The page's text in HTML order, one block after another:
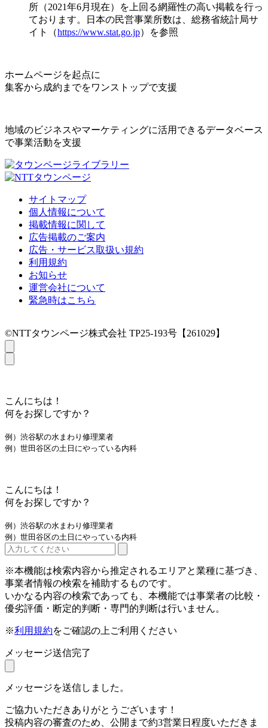
所（2021年6月現在）を上回る網羅性の高い掲載を行っ
ております。日本の民営事業所数は、総務省統計局サ
イト（https://www.stat.go.jp）を参照
ホームページを起点に
集客から成約までをワンストップで支援
地域のビジネスやマーケティングに活用できるデータベース
で事業活動を支援
サイトマップ
個人情報について
掲載情報に関して
広告掲載のご案内
広告・サービス取扱い規約
利用規約
お知らせ
運営会社について
緊急時はこちら
©NTTタウンページ株式会社 TP25-193号【261029】
こんにちは！
何をお探しですか？
例）渋谷駅の水まわり修理業者
例）世田谷区の土日にやっている内科
こんにちは！
何をお探しですか？
例）渋谷駅の水まわり修理業者
例）世田谷区の土日にやっている内科
※本機能は検索内容から推定されるエリアと業種に基づき、
事業者情報の検索を補助するものです。
いかなる内容の検索であっても、本機能では事業者の比較・
優劣評価・断定的判断・専門的判断は行いません。
※利用規約をご確認の上ご利用ください
メッセージ送信完了
メッセージを送信しました。
ご協力いただきありがとうございます！
投稿内容の審査のため、公開まで約3営業日程度いただきま